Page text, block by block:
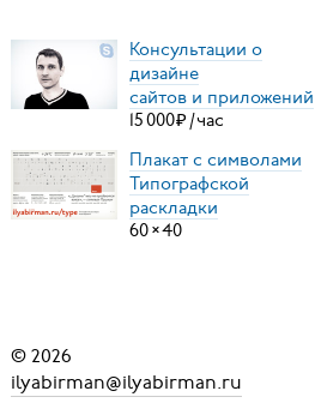
Консультации о
дизайне
сайтов и приложений
15000₽ /час
Плакат с символами
Типографской
раскладки
60×40
© 2026
ilyabirman@ilyabirman.ru